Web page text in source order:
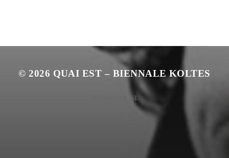
© 2026 QUAI EST – BIENNALE KOLTES
ISL